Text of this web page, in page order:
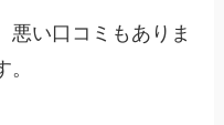
悪い口コミもありま